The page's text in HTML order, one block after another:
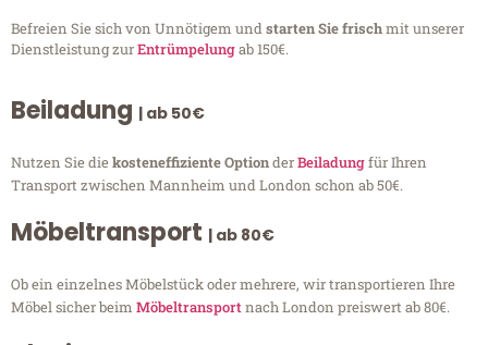
Befreien Sie sich von Unnötigem undstarten Sie frischmit unserer
Dienstleistung zurEntrümpelungab 150€.
Beiladung | ab 50€
Nutzen Sie diekosteneffiziente OptionderBeiladungfür Ihren
Transport zwischen Mannheim und London schon ab 50€.
Möbeltransport | ab 80€
Ob ein einzelnes Möbelstück oder mehrere, wir transportieren Ihre
Möbel sicher beim Möbeltransportnach London preiswert ab 80€.